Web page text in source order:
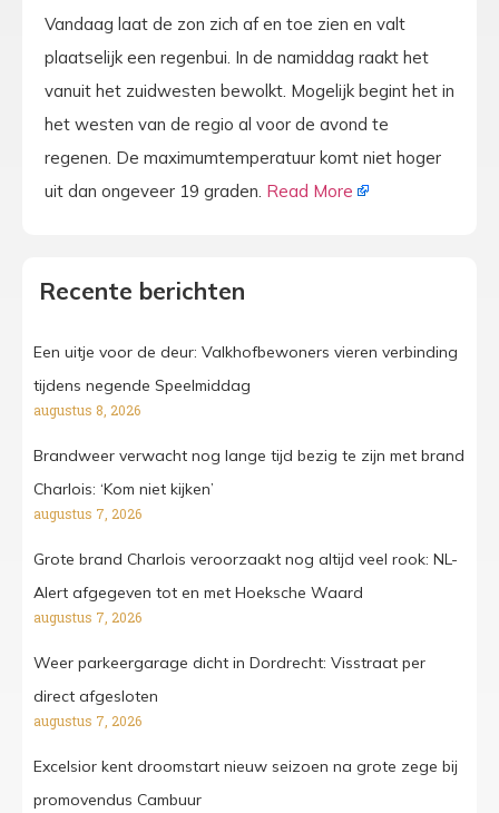
Vandaag laat de zon zich af en toe zien en valt
plaatselijk een regenbui. In de namiddag raakt het
vanuit het zuidwesten bewolkt. Mogelijk begint het in
het westen van de regio al voor de avond te
regenen. De maximumtemperatuur komt niet hoger
uit dan ongeveer 19 graden. Read More
Recente berichten
Een uitje voor de deur: Valkhofbewoners vieren verbinding
tijdens negende Speelmiddag
augustus 8, 2026
Brandweer verwacht nog lange tijd bezig te zijn met brand
Charlois: ‘Kom niet kijken’
augustus 7, 2026
Grote brand Charlois veroorzaakt nog altijd veel rook: NL-
Alert afgegeven tot en met Hoeksche Waard
augustus 7, 2026
Weer parkeergarage dicht in Dordrecht: Visstraat per
direct afgesloten
augustus 7, 2026
Excelsior kent droomstart nieuw seizoen na grote zege bij
promovendus Cambuur